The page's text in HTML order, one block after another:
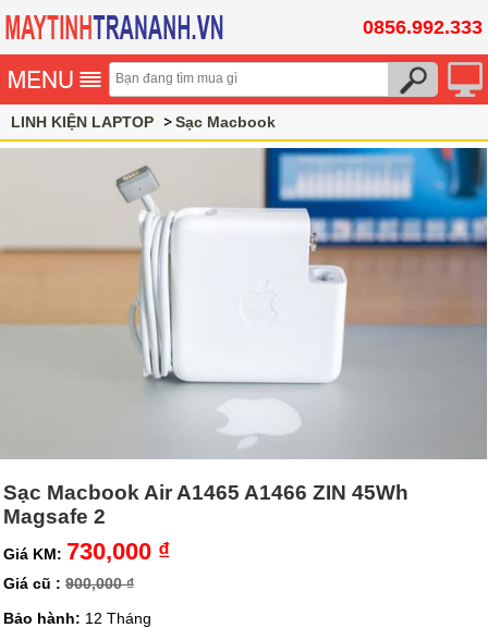
0856.992.333
LINH KIỆN LAPTOP Sạc Macbook
Sạc Macbook Air A1465 A1466 ZIN 45Wh
Magsafe 2
Giá KM: 730,000 ₫
Giá cũ : 900,000 ₫
Bảo hành: 12 Tháng